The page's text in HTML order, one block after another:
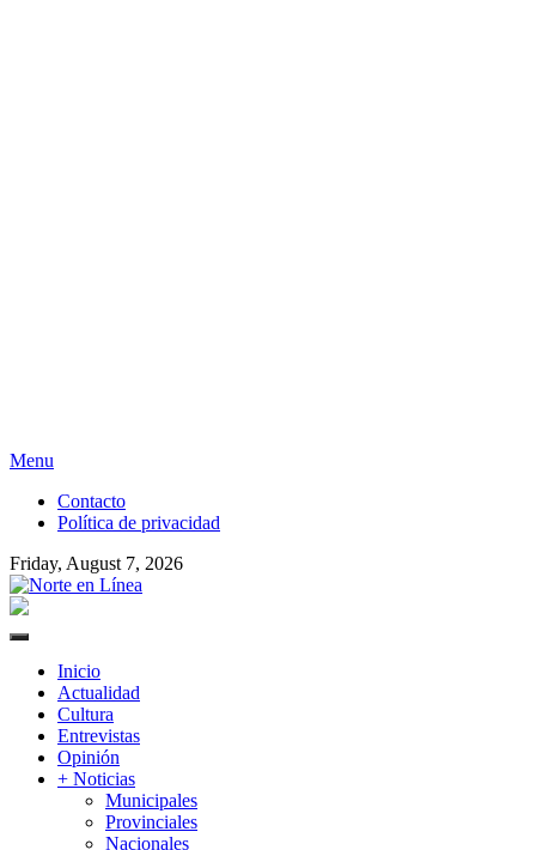
Skip
content
Menu
Contacto
Política de privacidad
Friday, August 7, 2026
Primary
Inicio
Actualidad
Cultura
Entrevistas
Opinión
+ Noticias
Municipales
Provinciales
Nacionales